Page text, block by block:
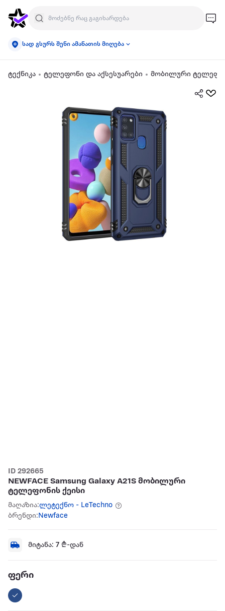
სად გსურს შენი ამანათის მიღება
ტექნიკა ტელეფონი და აქსესუარები მობილური
ID 292665
NEWFACE Samsung Galaxy A21S მობილური
ტელეფონის ქეისი
მაღაზია:ლეტექნო - LeTechno
ბრენდი:Newface
მიტანა: 7 ₾-დან
ფერი